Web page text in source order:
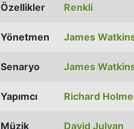
Özellikler Renkli
Yönetmen James
Senaryo James
Yapımcı Richard
Müzik David Julyan